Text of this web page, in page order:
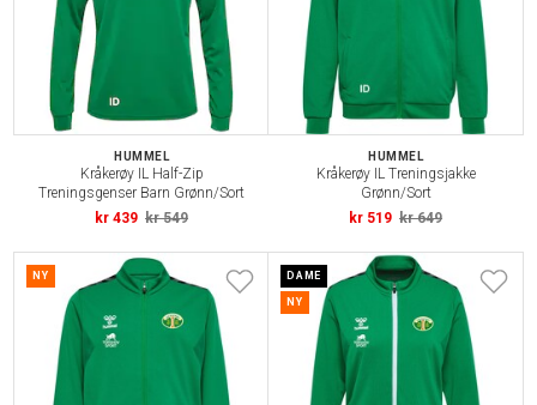
HUMMEL
Kråkerøy IL Half-Zip
Treningsgenser Barn Grønn/Sort
kr 439 kr 549
HUMMEL
Kråkerøy IL Treningsjakke
Grønn/Sort
kr 519 kr 649
NY DAME
NY